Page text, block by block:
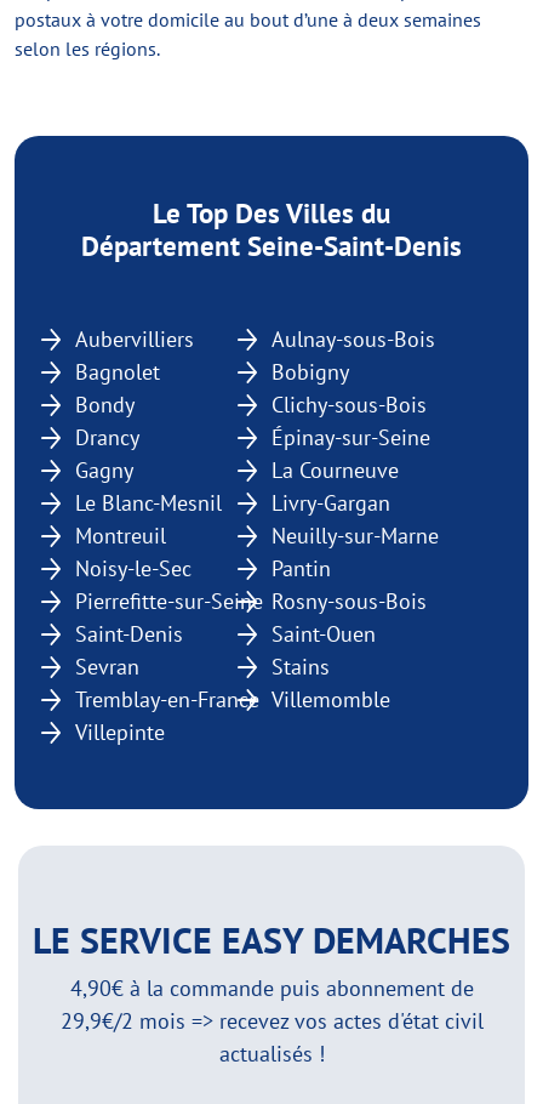
postaux à votre domicile au bout d’une à deux semaines
selon les régions.
Le Top Des Villes du
Département Seine-Saint-Denis
Aubervilliers
Aulnay-sous-Bois
Bagnolet
Bobigny
Bondy
Clichy-sous-Bois
Drancy
Épinay-sur-Seine
Gagny
La Courneuve
Le Blanc-Mesnil
Livry-Gargan
Montreuil
Neuilly-sur-Marne
Noisy-le-Sec
Pantin
Pierrefitte-sur-Seine Rosny-sous-Bois
Saint-Denis
Saint-Ouen
Sevran
Stains
Tremblay-en-France Villemomble
Villepinte
LE SERVICE EASY DEMARCHES
4,90€ à la commande puis abonnement de
29,9€/2 mois => recevez vos actes d'état civil
actualisés !